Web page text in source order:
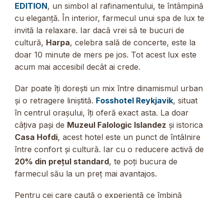
EDITION, un simbol al rafinamentului, te întâmpină
cu eleganță. În interior, farmecul unui spa de lux te
invită la relaxare. Iar dacă vrei să te bucuri de
cultură, Harpa, celebra sală de concerte, este la
doar 10 minute de mers pe jos. Tot acest lux este
acum mai accesibil decât ai crede.
Dar poate îți dorești un mix între dinamismul urban
și o retragere liniștită. Fosshotel Reykjavik, situat
în centrul orașului, îți oferă exact asta. La doar
câțiva pași de Muzeul Falologic Islandez și istorica
Casa Hofdi, acest hotel este un punct de întâlnire
între confort și cultură. Iar cu o reducere activă de
20% din prețul standard, te poți bucura de
farmecul său la un preț mai avantajos.
Pentru cei care caută o experiență ce îmbină